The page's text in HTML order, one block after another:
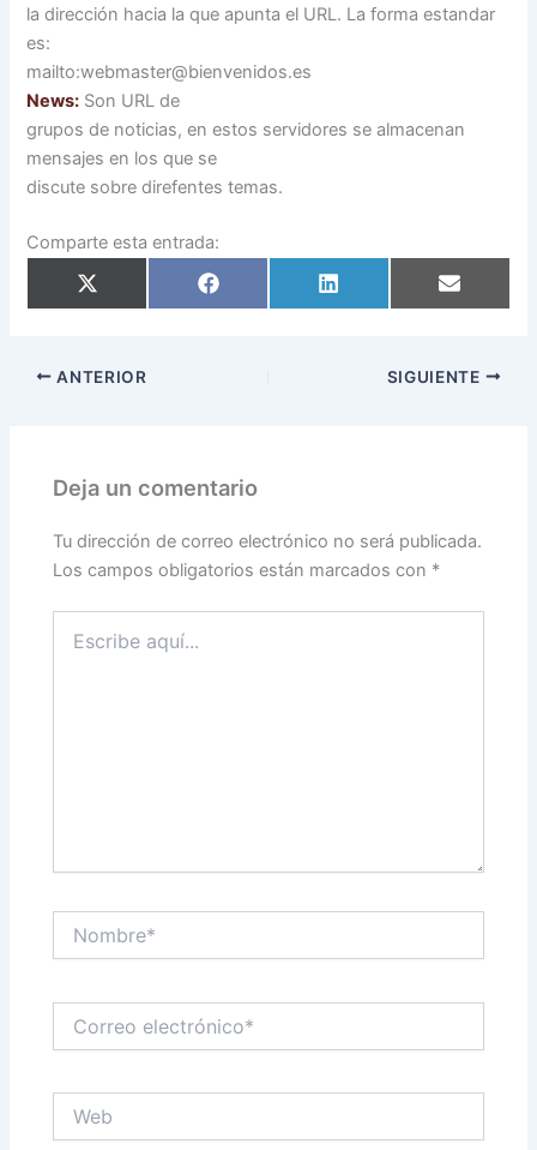
la dirección hacia la que apunta el URL. La forma estandar
es:
mailto:webmaster@bienvenidos.es
News: Son URL de
grupos de noticias, en estos servidores se almacenan
mensajes en los que se
discute sobre direfentes temas.
Comparte esta entrada:
Compartir
en
Compartir
en
Compartir
en
Compartir
en
ANTERIOR SIGUIENTE
Deja un comentario
Tu dirección de correo electrónico no será publicada.
Los campos obligatorios están marcados con *
aquí...
electrónico*